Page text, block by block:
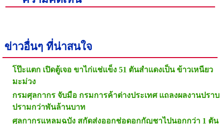
ข่าวอื่นๆ ที่น่าสนใจ
โป๊ะแตก เปิดตู้เจอ ขาไก่แช่แข็ง 51 ตันสำแดงเป็น ข้าวเหนียว
มะม่วง
กรมศุลกากร จับมือ กรมการค้าต่างประเทศ แถลงผลงานปราบ
ปรามกว่าพันล้านบาท
ศุลกากรแหลมฉบัง สกัดส่งออกช่อดอกกัญชาไปนอกกว่า 1 ตัน